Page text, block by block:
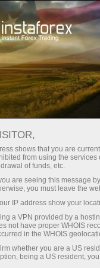
InstaForex
लीवरेज,
कमीशन, और
फायदेमंद शर्तें।
छोटे
हर डिपॉजिट पर
30% बोनस
ट्रेडिंग में
और हाईवे पर गति
shows that you are
from using the
of funds, etc.
are seeing this message
you must leave the
IP address show your
a VPN provided by a
not have proper WHOIS
in the WHOIS
whether you are a US
being a US resident,